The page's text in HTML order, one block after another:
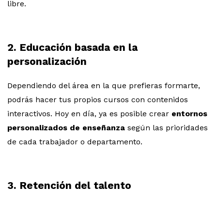
libre.
2. Educación basada en la
personalización
Dependiendo del área en la que prefieras formarte,
podrás hacer tus propios cursos con contenidos
interactivos. Hoy en día, ya es posible crear entornos
personalizados de enseñanza según las prioridades
de cada trabajador o departamento.
3. Retención del talento